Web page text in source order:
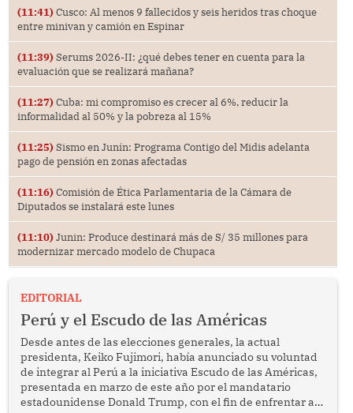
(11:41) Cusco: Al menos 9 fallecidos y seis heridos tras choque
entre minivan y camión en Espinar
(11:39) Serums 2026-II: ¿qué debes tener en cuenta para la
evaluación que se realizará mañana?
(11:27) Cuba: mi compromiso es crecer al 6%, reducir la
informalidad al 50% y la pobreza al 15%
(11:25) Sismo en Junín: Programa Contigo del Midis adelanta
pago de pensión en zonas afectadas
(11:16) Comisión de Ética Parlamentaria de la Cámara de
Diputados se instalará este lunes
(11:10) Junin: Produce destinará más de S/ 35 millones para
modernizar mercado modelo de Chupaca
EDITORIAL
Perú y el Escudo de las Américas
Desde antes de las elecciones generales, la actual
presidenta, Keiko Fujimori, había anunciado su voluntad
de integrar al Perú a la iniciativa Escudo de las Américas,
presentada en marzo de este año por el mandatario
estadounidense Donald Trump, con el fin de enfrentar al